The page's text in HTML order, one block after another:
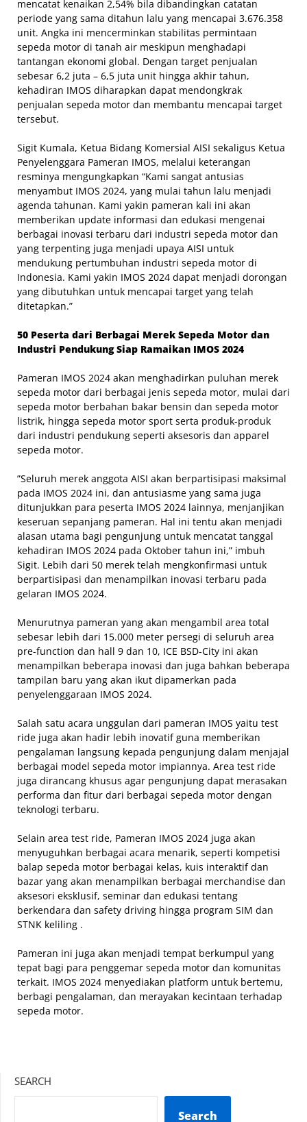
mencatat kenaikan 2,54% bila dibandingkan catatan
periode yang sama ditahun lalu yang mencapai 3.676.358
unit. Angka ini mencerminkan stabilitas permintaan
sepeda motor di tanah air meskipun menghadapi
tantangan ekonomi global. Dengan target penjualan
sebesar 6,2 juta – 6,5 juta unit hingga akhir tahun,
kehadiran IMOS diharapkan dapat mendongkrak
penjualan sepeda motor dan membantu mencapai target
tersebut.
Sigit Kumala, Ketua Bidang Komersial AISI sekaligus Ketua
Penyelenggara Pameran IMOS, melalui keterangan
resminya mengungkapkan “Kami sangat antusias
menyambut IMOS 2024, yang mulai tahun lalu menjadi
agenda tahunan. Kami yakin pameran kali ini akan
memberikan update informasi dan edukasi mengenai
berbagai inovasi terbaru dari industri sepeda motor dan
yang terpenting juga menjadi upaya AISI untuk
mendukung pertumbuhan industri sepeda motor di
Indonesia. Kami yakin IMOS 2024 dapat menjadi dorongan
yang dibutuhkan untuk mencapai target yang telah
ditetapkan.”
50 Peserta dari Berbagai Merek Sepeda Motor dan
Industri Pendukung Siap Ramaikan IMOS 2024
Pameran IMOS 2024 akan menghadirkan puluhan merek
sepeda motor dari berbagai jenis sepeda motor, mulai dari
sepeda motor berbahan bakar bensin dan sepeda motor
listrik, hingga sepeda motor sport serta produk-produk
dari industri pendukung seperti aksesoris dan apparel
sepeda motor.
”Seluruh merek anggota AISI akan berpartisipasi maksimal
pada IMOS 2024 ini, dan antusiasme yang sama juga
ditunjukkan para peserta IMOS 2024 lainnya, menjanjikan
keseruan sepanjang pameran. Hal ini tentu akan menjadi
alasan utama bagi pengunjung untuk mencatat tanggal
kehadiran IMOS 2024 pada Oktober tahun ini,” imbuh
Sigit. Lebih dari 50 merek telah mengkonfirmasi untuk
berpartisipasi dan menampilkan inovasi terbaru pada
gelaran IMOS 2024.
Menurutnya pameran yang akan mengambil area total
sebesar lebih dari 15.000 meter persegi di seluruh area
pre-function dan hall 9 dan 10, ICE BSD-City ini akan
menampilkan beberapa inovasi dan juga bahkan beberapa
tampilan baru yang akan ikut dipamerkan pada
penyelenggaraan IMOS 2024.
Salah satu acara unggulan dari pameran IMOS yaitu test
ride juga akan hadir lebih inovatif guna memberikan
pengalaman langsung kepada pengunjung dalam menjajal
berbagai model sepeda motor impiannya. Area test ride
juga dirancang khusus agar pengunjung dapat merasakan
performa dan fitur dari berbagai sepeda motor dengan
teknologi terbaru.
Selain area test ride, Pameran IMOS 2024 juga akan
menyuguhkan berbagai acara menarik, seperti kompetisi
balap sepeda motor berbagai kelas, kuis interaktif dan
bazar yang akan menampilkan berbagai merchandise dan
aksesori eksklusif, seminar dan edukasi tentang
berkendara dan safety driving hingga program SIM dan
STNK keliling .
Pameran ini juga akan menjadi tempat berkumpul yang
tepat bagi para penggemar sepeda motor dan komunitas
terkait. IMOS 2024 menyediakan platform untuk bertemu,
berbagi pengalaman, dan merayakan kecintaan terhadap
sepeda motor.
SEARCH
Search